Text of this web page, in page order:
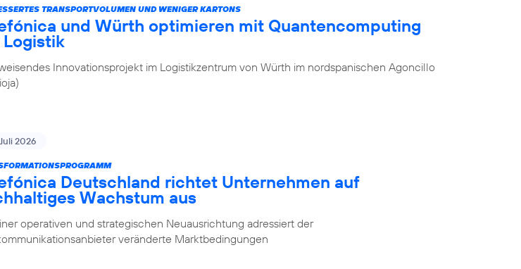
TRANSPORTVOLUMEN UND WENIGER KARTONS
und Würth optimieren mit Quantencomputing
Innovationsprojekt im Logistikzentrum von Würth im nordspanischen Agoncillo
2026
Deutschland richtet Unternehmen auf
Wachstum aus
operativen und strategischen Neuausrichtung adressiert der
veränderte Marktbedingungen